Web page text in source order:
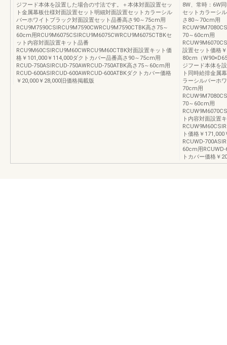
ジフード本体を設置した場合の寸法です。＋本体対面設置セッ
ト金属幕板仕様対面設置セット明細対面設置セットカラーシル
バーホワイトブラック対面設置セット品番高さ90～75cm用
RCU9M7590CSIRCU9M7590CWRCU9M7590CTBK高さ75～
60cm用RCU9M6075CSIRCU9M6075CWRCU9M6075CTBKセ
ット内容対面設置キット品番
RCU9M60CSIRCU9M60CWRCU9M60CTBK対面設置キット価
格￥101,000￥114,000ダクトカバー品番高さ90～75cm用
RCUD-750ASIRCUD-750AWRCUD-750ATBK高さ75～60cm用
RCUD-600ASIRCUD-600AWRCUD-600ATBKダクトカバー価格
￥20,000￥28,000旧価格掲載版
8W、常時：6W
セットカラーシ
さ80～70cm用
70～60cm用
設置セット価格
80cm（
ジフード本体を
ト同時給排金属
ラーシルバーホ
70cm用
70～60cm用
ト内容対面設置
ト価格￥
RCUWD-
60cm用RCUWD-
トカバー価格￥